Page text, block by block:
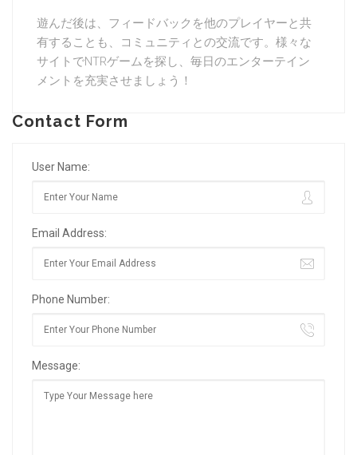
遊んだ後は、フィードバックを他のプレイヤーと共
有することも、コミュニティとの交流です。様々な
サイトでNTRゲームを探し、毎日のエンターテイン
メントを充実させましょう！
Contact Form
User Name:
Email Address:
Phone Number:
Message: